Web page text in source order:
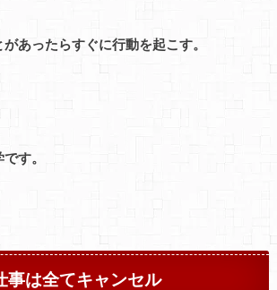
あったらすぐに行動を起こす。
す。
事は全てキャンセル